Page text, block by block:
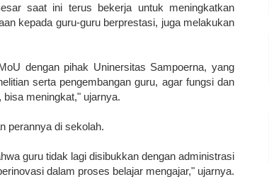
saat ini terus bekerja untuk meningkatkan
kepada guru-guru berprestasi, juga melakukan
dengan pihak Uninersitas Sampoerna, yang
serta pengembangan guru, agar fungsi dan
meningkat," ujarnya.
perannya di sekolah.
guru tidak lagi disibukkan dengan administrasi
dalam proses belajar mengajar," ujarnya.